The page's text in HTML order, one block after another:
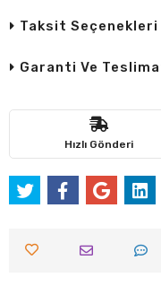
Taksit Seçenekleri
Garanti Ve
Hızlı Gönderi